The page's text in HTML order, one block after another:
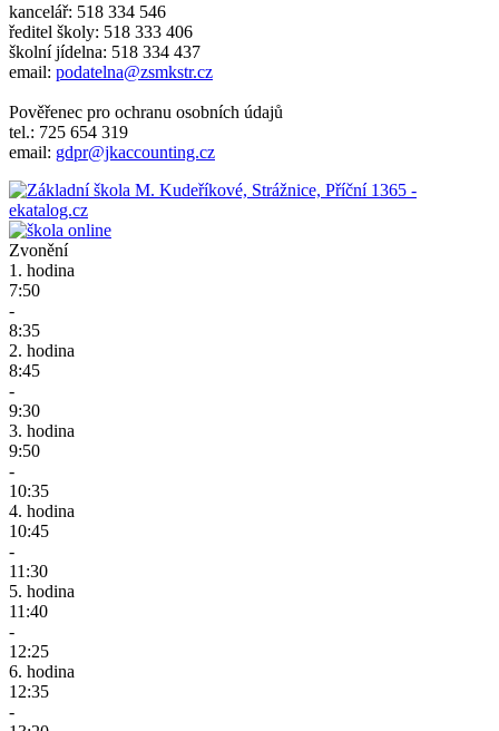
kancelář: 518 334 546
ředitel školy: 518 333 406
školní jídelna: 518 334 437
email: podatelna@zsmkstr.cz
Pověřenec pro ochranu osobních údajů
tel.: 725 654 319
email: gdpr@jkaccounting.cz
Zvonění
1. hodina
7:50
-
8:35
2. hodina
8:45
-
9:30
3. hodina
9:50
-
10:35
4. hodina
10:45
-
11:30
5. hodina
11:40
-
12:25
6. hodina
12:35
-